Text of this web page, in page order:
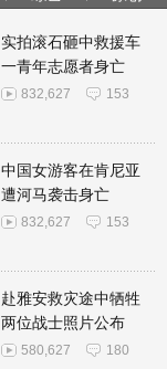
实拍滚石砸中救援车
一青年志愿者身亡
832,627 153
中国女游客在肯尼亚
遭河马袭击身亡
832,627 153
赴雅安救灾途中牺牲
两位战士照片公布
580,627 180